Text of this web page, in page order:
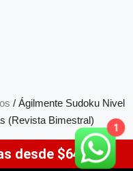
/ Ágilmente Sudoku Nivel
(Revista Bimestral)
desde $64.900
1